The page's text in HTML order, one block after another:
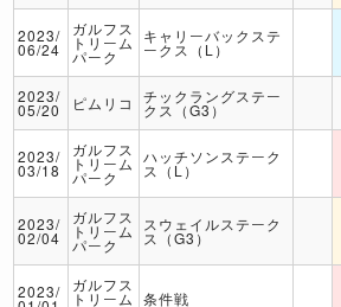
2023/
06/24
ガルフス
トリーム
パーク
キャリーバックステ
ークス（L）
2023/
05/20 ピムリコ チックラングステー
クス（G3）
2023/
03/18
ガルフス
トリーム
パーク
ハッチソンステーク
ス（L）
2023/
02/04
ガルフス
トリーム
パーク
スウェイルステーク
ス（G3）
2023/ ガルフス
トリーム 条件戦